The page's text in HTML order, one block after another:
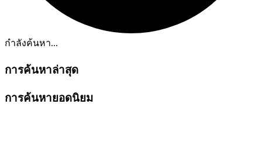
กำลังค้นหา...
การค้นหาล่าสุด
การค้นหายอดนิยม